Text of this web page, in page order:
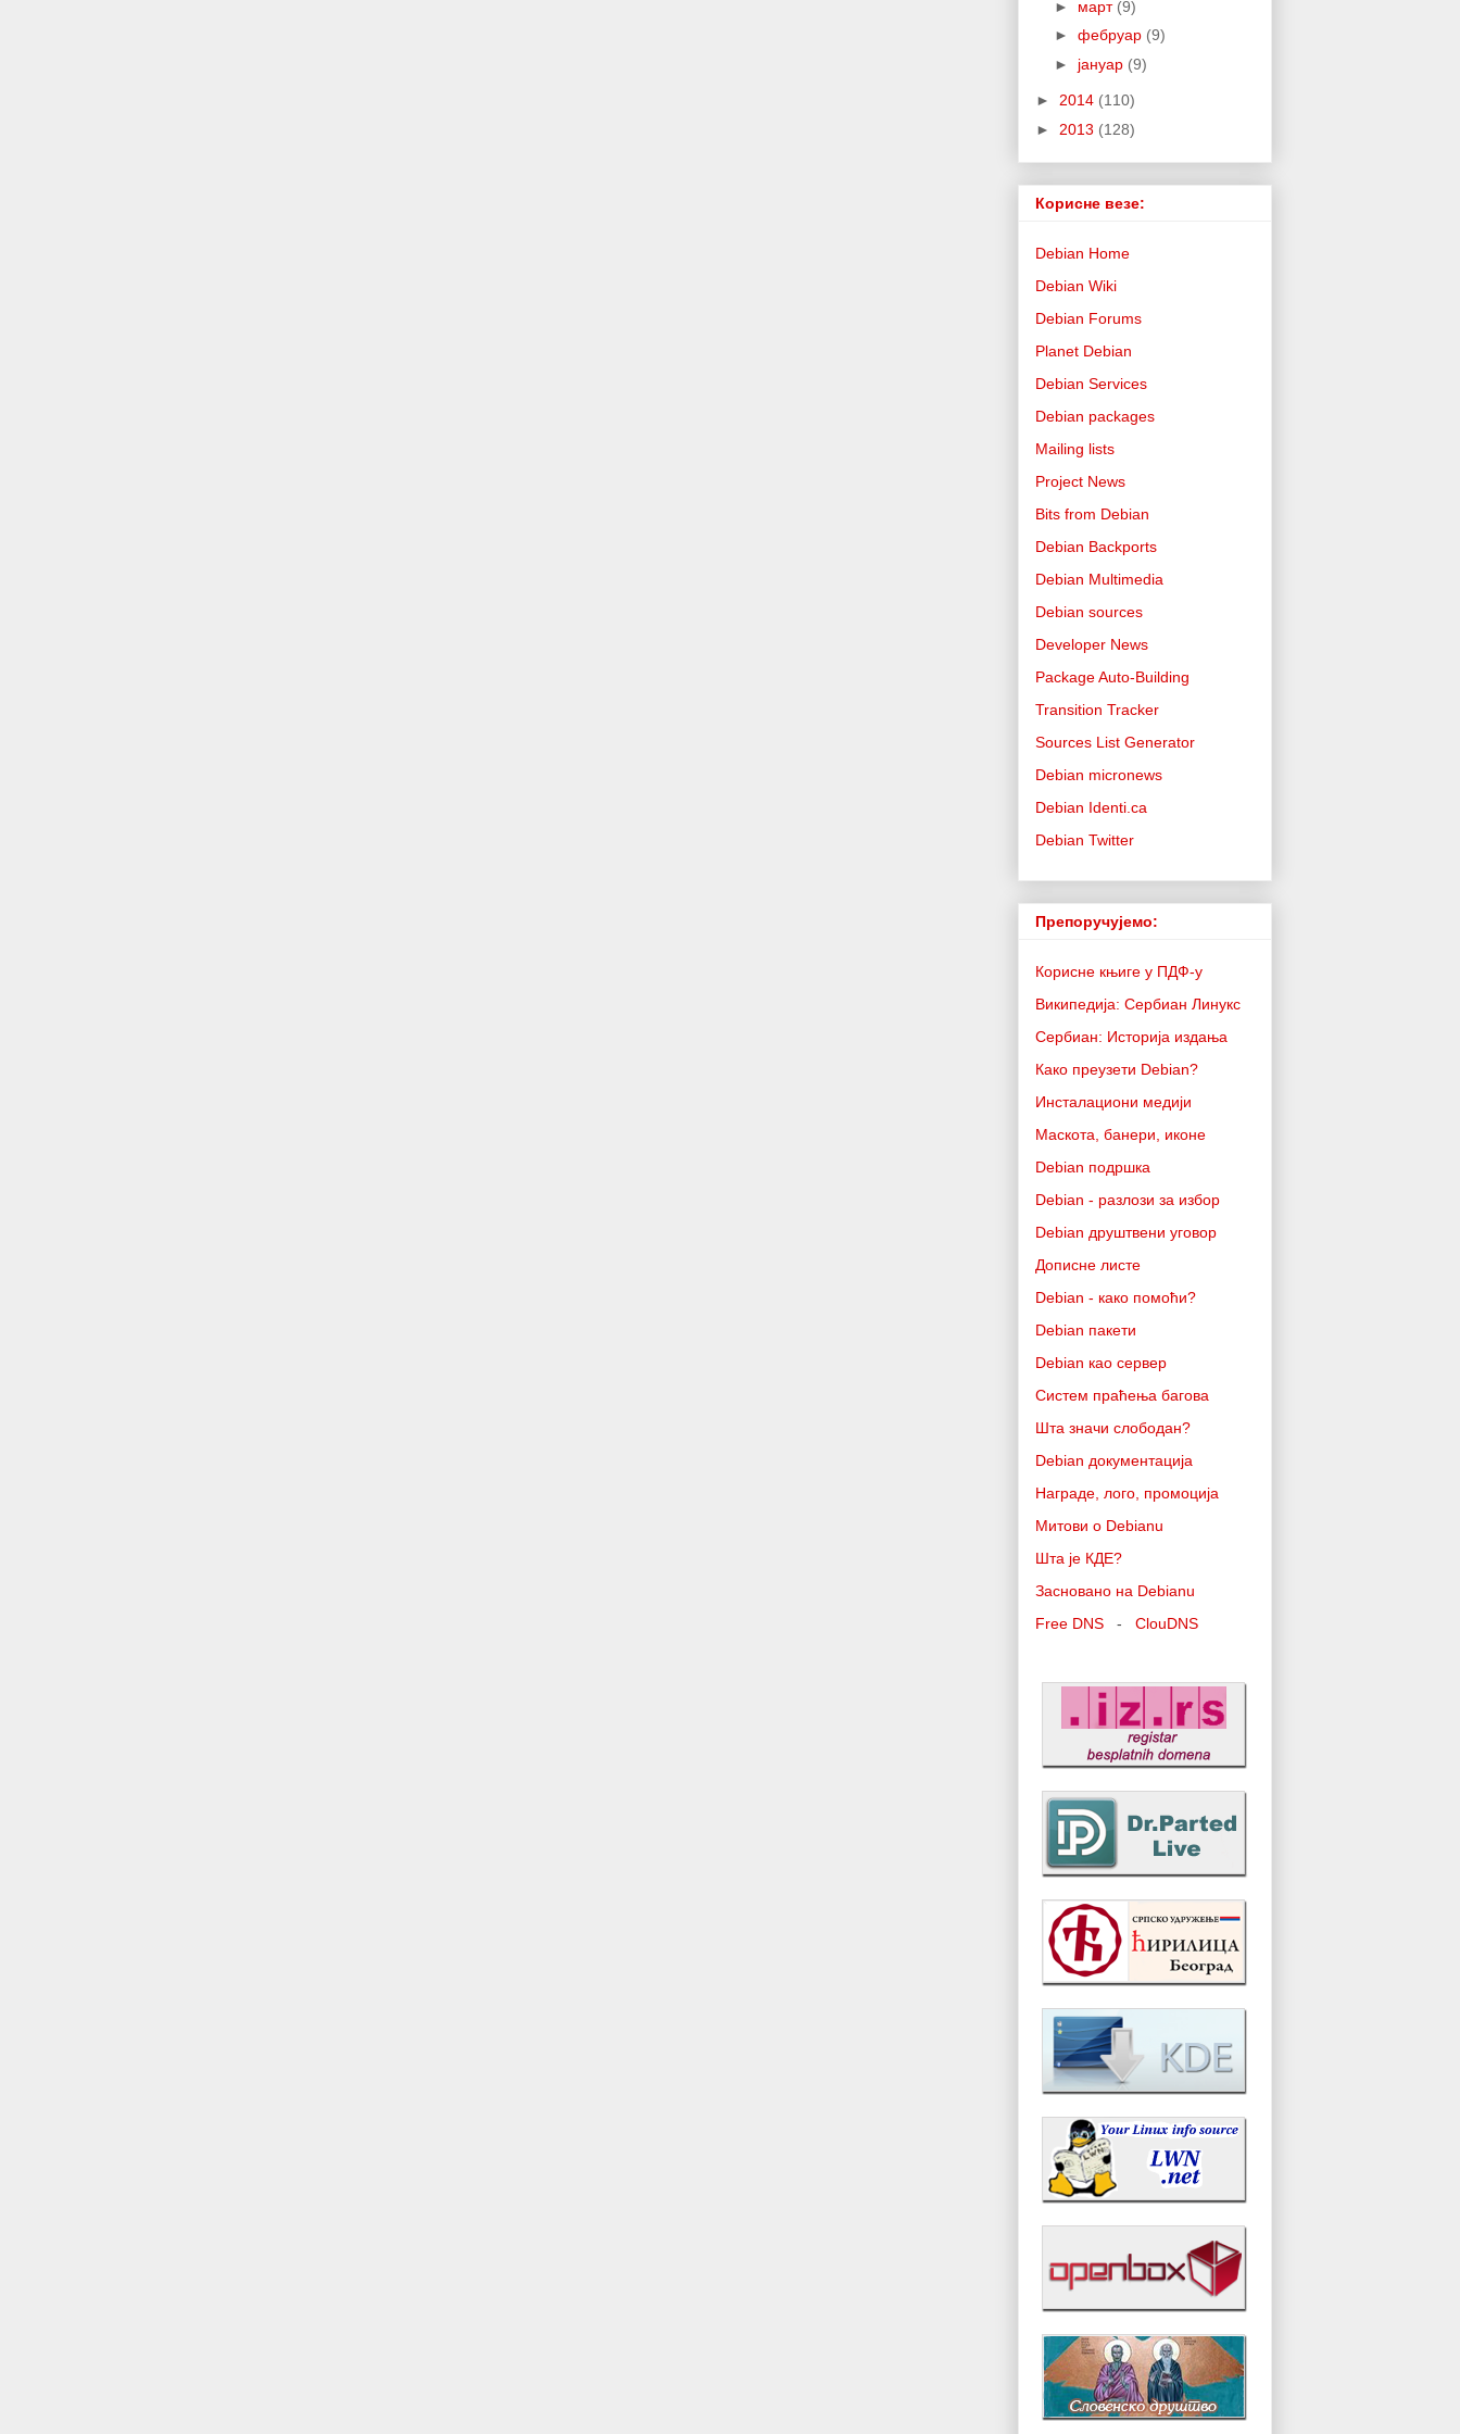
► март (9)
► фебруар (9)
► јануар (9)
► 2014 (110)
► 2013 (128)
Корисне везе:
Debian Home
Debian Wiki
Debian Forums
Planet Debian
Debian Services
Debian packages
Mailing lists
Project News
Bits from Debian
Debian Backports
Debian Multimedia
Debian sources
Developer News
Package Auto-Building
Transition Tracker
Sources List Generator
Debian micronews
Debian Identi.ca
Debian Twitter
Препоручујемо:
Корисне књиге у ПДФ-у
Википедија: Сербиан Линукс
Сербиан: Историја издања
Како преузети Debian?
Инсталациони медији
Маскота, банери, иконе
Debian подршка
Debian - разлози за избор
Debian друштвени уговор
Дописне листе
Debian - како помоћи?
Debian пакети
Debian као сервер
Систем праћења багова
Шта значи слободан?
Debian документација
Награде, лого, промоција
Митови о Debianu
Шта је КДЕ?
Засновано на Debianu
Free DNS - ClouDNS